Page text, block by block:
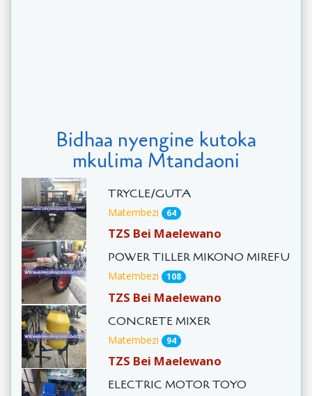
Bidhaa nyengine kutoka
mkulima Mtandaoni
TRYCLE/GUTA
Matembezi 64
TZS Bei Maelewano
POWER TILLER MIKONO MIREFU
Matembezi 108
TZS Bei Maelewano
CONCRETE MIXER
Matembezi 94
TZS Bei Maelewano
ELECTRIC MOTOR TOYO